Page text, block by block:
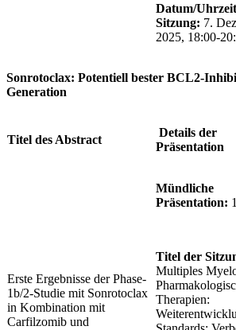
Datum/
Sitzung: 7.
2025, 18:00-
Sonrotoclax: Potentiell bester BCL2-
Generation
Titel des Abstract
Details der
Präsentation
Erste Ergebnisse der Phase-
1b/2-Studie mit Sonrotoclax
in Kombination mit
Carfilzomib und
Mündliche
Präsentation:
Titel der
Multiples
Therapien: